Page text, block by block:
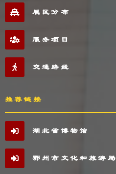
展区分布
服务项目
交通路线
推荐链接
湖北省博物馆
鄂州市文化和旅游局